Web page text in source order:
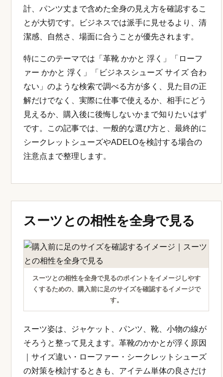
計、パンツ丈まで含めた全身の見え方を確認するこ
とが大切です。ビジネスでは派手に見せるより、清
潔感、自然さ、場面に合うことが優先されます。
特にこのテーマでは「革靴 かかと 浮く」「ローフ
ァー かかと 浮く」「ビジネスシューズ サイズ 合わ
ない」のような検索で調べる方が多く、見た目の正
解だけでなく、実際に仕事で使えるか、相手にどう
見えるか、購入後に後悔しないかまで知りたいはず
です。この記事では、一般的な選び方と、最終的に
シークレットシューズやADELOを検討する場合の
注意点まで整理します。
スーツとの相性を全身で見る
スーツとの相性を全身で見るのポイントをイメージしやす
くするための、購入前に足のサイズを確認するイメージで
す。
スーツ姿は、ジャケット、パンツ、靴、小物の線が
そろうと整って見えます。革靴のかかとが浮く原因
｜サイズ違い・ローファー・シークレットシューズ
の対策を検討するときも、アイテム単体の良さだけ